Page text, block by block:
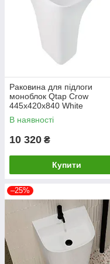
Раковина для підлоги
моноблок Qtap Crow
445x420x840 White
QT0511G315WN
В наявності
10 320 ₴
Купити
–25%